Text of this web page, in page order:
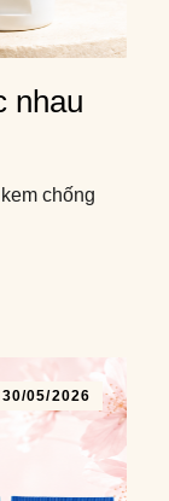
nhau
chống
30/05/2026